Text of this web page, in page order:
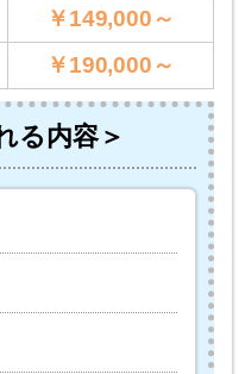
￥149,000～
￥190,000～
る内容＞